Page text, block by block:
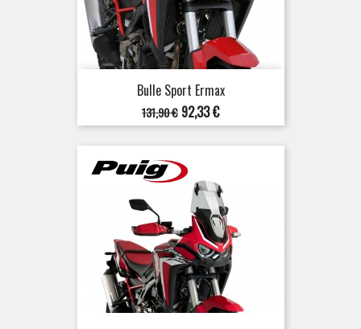
Bulle Sport Ermax
Prix
de
base
131,90 € Prix
92,33 €